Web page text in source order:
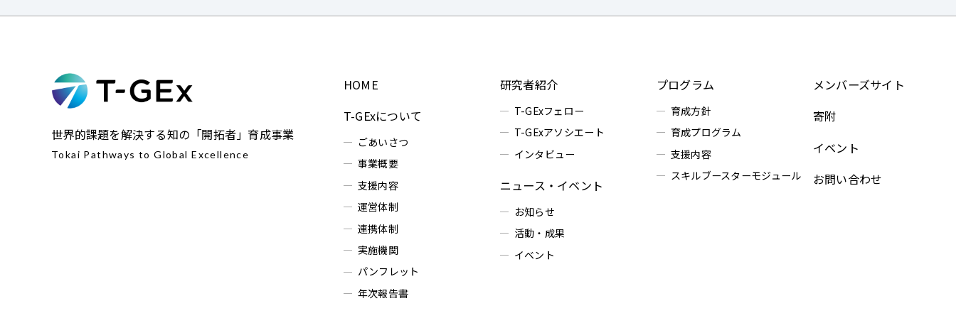
世界的課題を解決する知の「開拓者」育成事業
Tokai Pathways to Global Excellence
HOME
T-GExについて
ごあいさつ
事業概要
支援内容
運営体制
連携体制
実施機関
パンフレット
年次報告書
研究者紹介
T-GExフェロー
T-GExアソシエート
インタビュー
ニュース・イベント
お知らせ
活動・成果
イベント
プログラム
育成方針
育成プログラム
支援内容
スキルブースターモジュール
メンバーズサイト
寄附
イベント
お問い合わせ